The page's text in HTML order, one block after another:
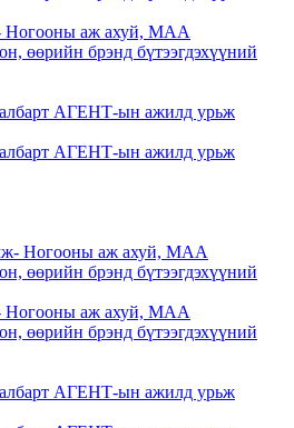
Ногооны аж ахуй, МАА
өөрийн брэнд бүтээгдэхүүний
АГЕНТ-ын ажилд урьж
АГЕНТ-ын ажилд урьж
Ногооны аж ахуй, МАА
өөрийн брэнд бүтээгдэхүүний
АГЕНТ-ын ажилд урьж